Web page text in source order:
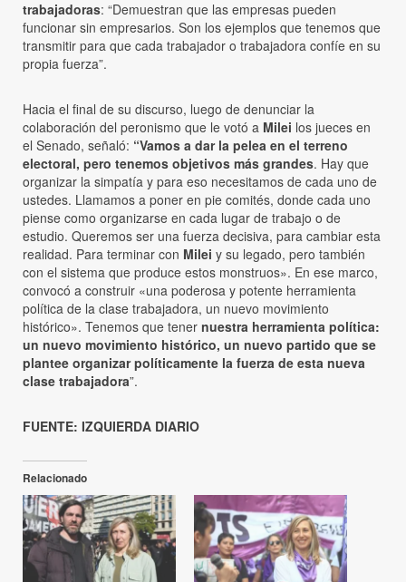
trabajadoras: “Demuestran que las empresas pueden
funcionar sin empresarios. Son los ejemplos que tenemos que
transmitir para que cada trabajador o trabajadora confíe en su
propia fuerza”.
Hacia el final de su discurso, luego de denunciar la
colaboración del peronismo que le votó a Milei los jueces en
el Senado, señaló: “Vamos a dar la pelea en el terreno
electoral, pero tenemos objetivos más grandes. Hay que
organizar la simpatía y para eso necesitamos de cada uno de
ustedes. Llamamos a poner en pie comités, donde cada uno
piense como organizarse en cada lugar de trabajo o de
estudio. Queremos ser una fuerza decisiva, para cambiar esta
realidad. Para terminar con Milei y su legado, pero también
con el sistema que produce estos monstruos». En ese marco,
convocó a construir «una poderosa y potente herramienta
política de la clase trabajadora, un nuevo movimiento
histórico». Tenemos que tener nuestra herramienta política:
un nuevo movimiento histórico, un nuevo partido que se
plantee organizar políticamente la fuerza de esta nueva
clase trabajadora”.
FUENTE: IZQUIERDA DIARIO
Relacionado